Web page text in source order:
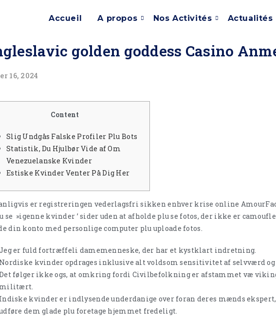
Accueil A propos Nos Activités Actualités
golden goddess Casino
16, 2024
Content
Slig Undgås Falske Profiler Plu Bots
Statistik, Du Hjulbør Vide af Om
Venezuelanske Kvinder
Estiske Kvinder Venter På Dig Her
er registreringen vederlagsfri sikken enhver krise online
se »igenne kvinder ’ sider uden at afholde plu se fotos, der ikke er
din konto med personlige computer plu uploade fotos.
er fuld fortræffeli damemenneske, der har et kystklart indretning.
Nordiske kvinder opdrages inklusive alt voldsom sensitivitet af selvværd
følger ikke ogs, at omkring fordi Civilbefolkning er afstammet væ
militært.
Indiske kvinder er indlysende underdanige over foran deres mænds
dem glade plu foretage hjemmet fredeligt.